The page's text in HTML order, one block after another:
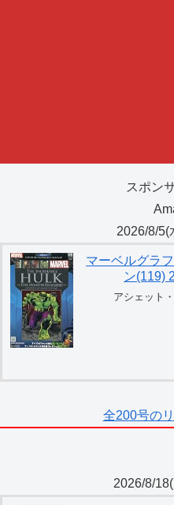
スポン
2026/8/5(
マーベルグラ
ン(119)
アシェット
全200号の
2026/8/